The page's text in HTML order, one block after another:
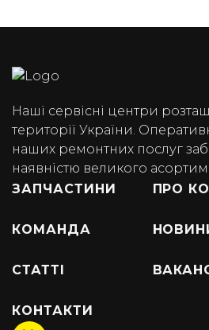
Наші сервісні центри
території України.
наших ремонтних послуг
наявністю великого
ЗАПЧАСТИНИ
ПРО
КОМАНДА
СТАТТІ
КОНТАКТИ